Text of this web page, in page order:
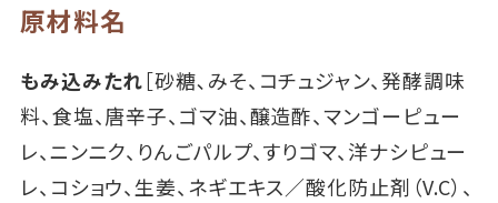
原材料名
もみ込みたれ［砂糖､みそ、コチュジャン、発酵調味
料、食塩、唐辛子、ゴマ油、醸造酢、マンゴーピュー
レ、ニンニク、りんごパルプ、すりゴマ、洋ナシピュー
レ、コショウ、生姜、ネギエキス／酸化防止剤（V.C）、